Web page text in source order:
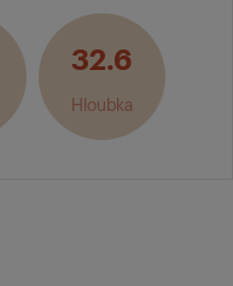
32.6
Hloubka